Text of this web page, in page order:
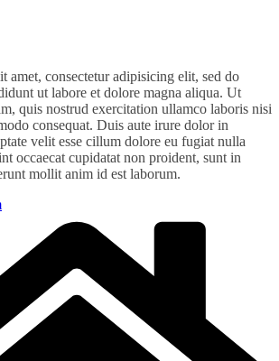
amet, consectetur adipisicing elit, sed do
ut labore et dolore magna aliqua. Ut
quis nostrud exercitation ullamco laboris nisi
consequat. Duis aute irure dolor in
velit esse cillum dolore eu fugiat nulla
occaecat cupidatat non proident, sunt in
mollit anim id est laborum.